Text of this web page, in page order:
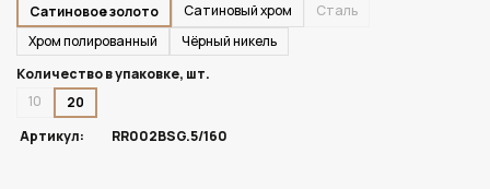
Сатиновое золото
Сатиновый хром
Сталь
Хром полированный
Чёрный никель
Количество в упаковке, шт.
10
20
Артикул:
RR002BSG.5/160